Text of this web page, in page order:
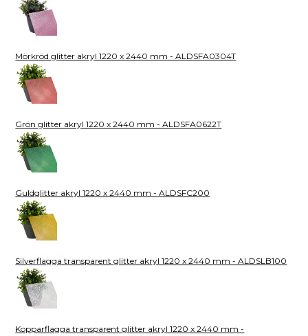
Mörkröd glitter akryl 1220 x 2440 mm - ALDSFA0304T
Grön glitter akryl 1220 x 2440 mm - ALDSFA0622T
Guldglitter akryl 1220 x 2440 mm - ALDSFC200
Silverflagga transparent glitter akryl 1220 x 2440 mm - ALDSLB100
Kopparflagga transparent glitter akryl 1220 x 2440 mm -